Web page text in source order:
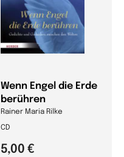
Wenn Engel die Erde
berühren
Rainer Maria Rilke
CD
5,00 €